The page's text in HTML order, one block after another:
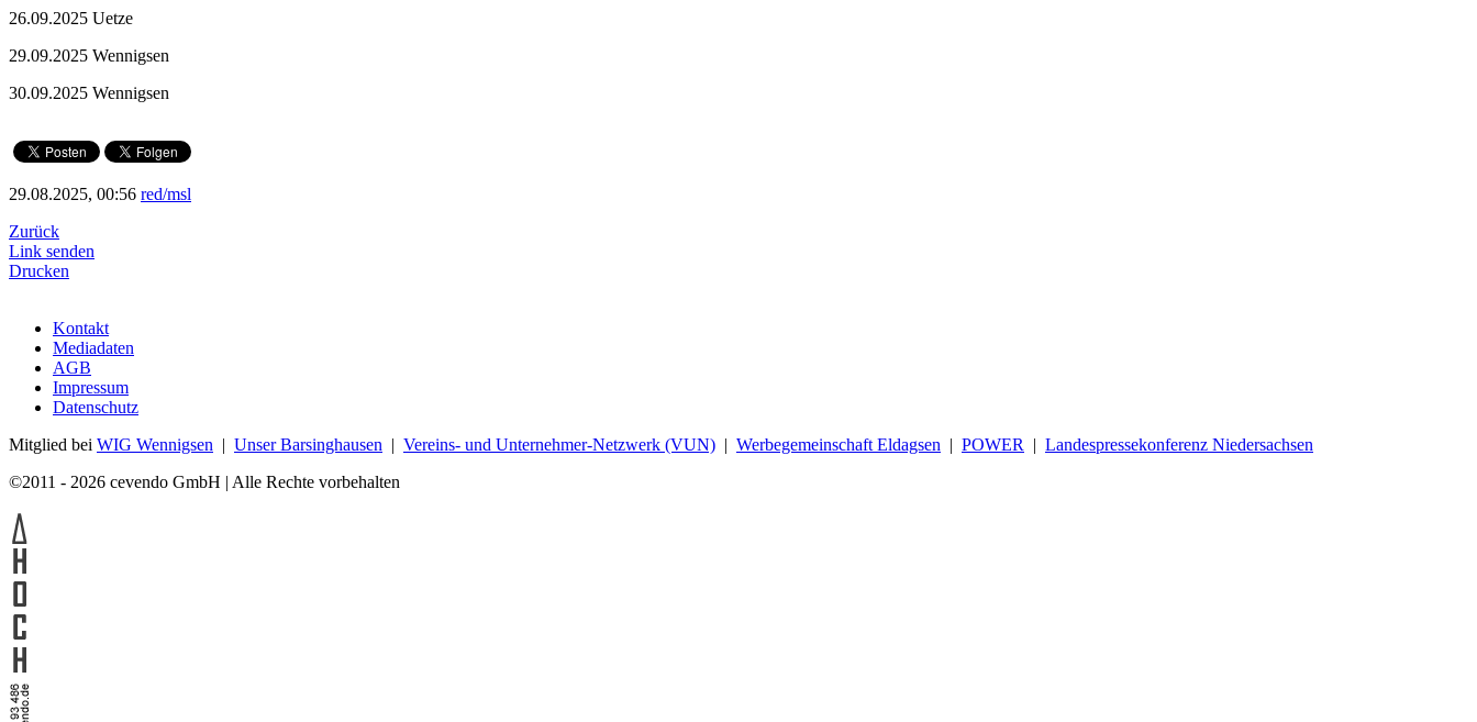
26.09.2025 Uetze
29.09.2025 Wennigsen
30.09.2025 Wennigsen
29.08.2025, 00:56 red/msl
Zurück
Link senden
Drucken
Kontakt
Mediadaten
AGB
Impressum
Datenschutz
Mitglied bei WIG Wennigsen | Unser Barsinghausen | Vereins- und Unternehmer-Netzwerk (VUN) | Werbegemeinschaft Eldagsen | POWER | Landespressekonferenz Niedersachsen
©2011 - 2026 cevendo GmbH | Alle Rechte vorbehalten